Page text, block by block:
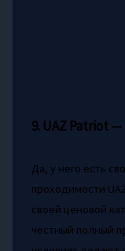
9. UAZ Patriot
Да, у него есть
проходимости
своей ценовой
честный полный